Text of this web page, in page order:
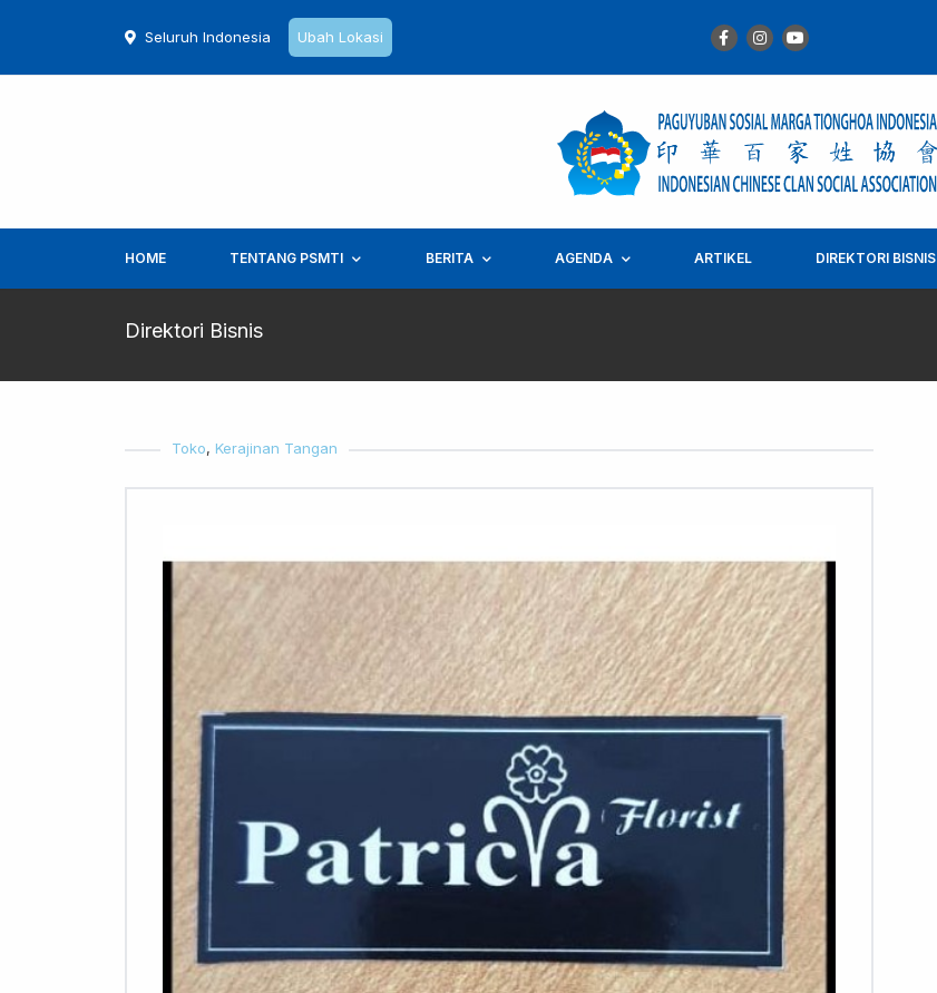
Seluruh Indonesia Ubah Lokasi
HOME TENTANG PSMTI BERITA AGENDA ARTIKEL DIREKTORI BISNIS
Direktori Bisnis
Toko, Kerajinan Tangan